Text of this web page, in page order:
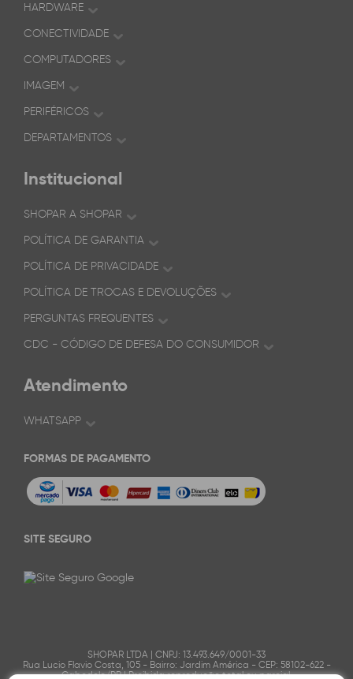
HARDWARE
CONECTIVIDADE
COMPUTADORES
IMAGEM
PERIFÉRICOS
DEPARTAMENTOS
Institucional
SHOPAR A SHOPAR
POLÍTICA DE GARANTIA
POLÍTICA DE PRIVACIDADE
POLÍTICA DE TROCAS E DEVOLUÇÕES
PERGUNTAS FREQUENTES
CDC - CÓDIGO DE DEFESA DO CONSUMIDOR
Atendimento
WHATSAPP
FORMAS DE PAGAMENTO
SITE SEGURO
SHOPAR LTDA | CNPJ: 13.493.649/0001-33
Rua Lucio Flavio Costa, 105 - Bairro: Jardim América - CEP: 58102-622 -
Cabedelo/PB | Proibida reprodução total ou parcial.